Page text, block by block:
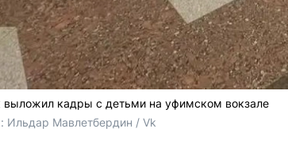
выложил кадры с детьми на уфимском вокзале
Ильдар Мавлетбердин / Vk